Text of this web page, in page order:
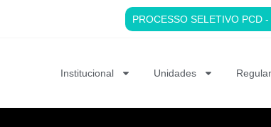
PROCESSO SELETIVO PCD
Institucional Unidades